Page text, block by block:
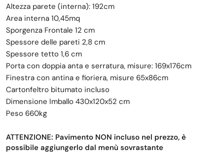
Altezza parete (interna): 192cm
Area interna 10,45mq
Sporgenza Frontale 12 cm
Spessore delle pareti 2,8 cm
Spessore tetto 1,6 cm
Porta con doppia anta e serratura, misure: 169x176cm
Finestra con antina e fioriera, misure 65x86cm
Cartonfeltro bitumato incluso
Dimensione Imballo 430x120x52 cm
Peso 660kg
ATTENZIONE: Pavimento NON incluso nel prezzo, è
possibile aggiungerlo dal menù sovrastante